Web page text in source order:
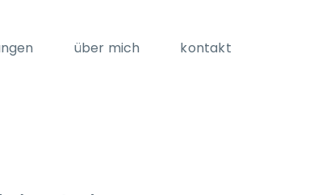
über mich kontakt